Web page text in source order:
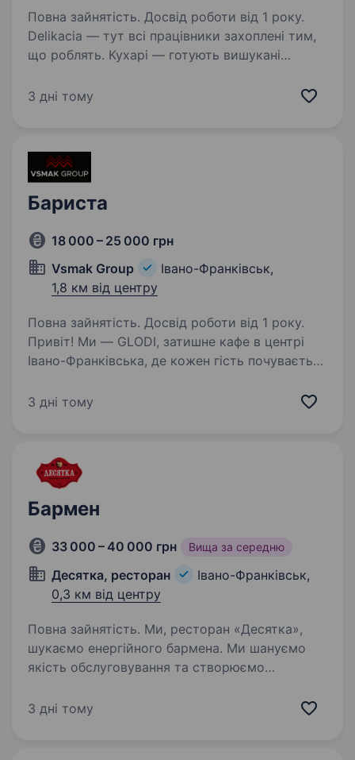
Повна зайнятість. Досвід роботи від 1 року.
Delikacia — тут всі працівники захоплені тим,
що роблять. Кухарі — готують вишукані
десерти, продавці та офіціанти — частують
3 дні тому
Бариста
18 000 – 25 000 грн
Vsmak Group
Івано-Франківськ,
1,8 км від центру
Повна зайнятість. Досвід роботи від 1 року.
Привіт! Ми — GLODI, затишне кафе в центрі
Івано-Франківська, де кожен гість почувається
готуємо якісну каву, смачні напої та десерти.
3 дні тому
Бармен
33 000 – 40 000 грн Вища за середню
Десятка, ресторан
Івано-Франківськ,
0,3 км від центру
Повна зайнятість. Ми, ресторан «Десятка»,
шукаємо енергійного бармена. Ми шануємо
якість обслуговування та створюємо
Вимоги: Гарні комунікативні навички Здатність
3 дні тому